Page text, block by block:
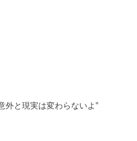
と現実は変わらないよ”